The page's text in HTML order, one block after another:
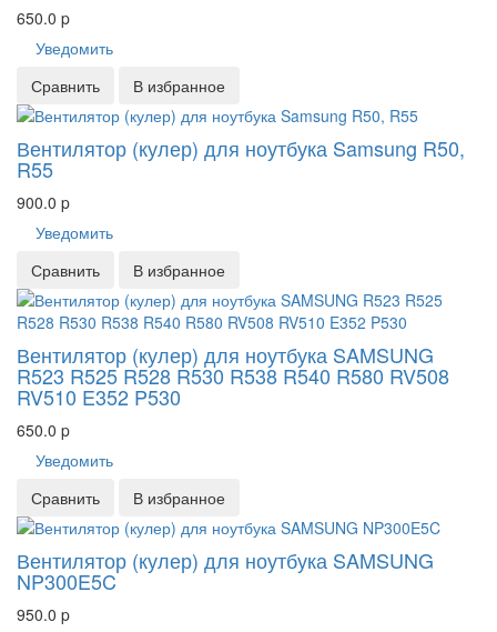
650.0 p
Уведомить
Сравнить
В избранное
Вентилятор (кулер) для ноутбука Samsung R50,
R55
900.0 p
Уведомить
Сравнить
В избранное
Вентилятор (кулер) для ноутбука SAMSUNG
R523 R525 R528 R530 R538 R540 R580 RV508
RV510 E352 P530
650.0 p
Уведомить
Сравнить
В избранное
Вентилятор (кулер) для ноутбука SAMSUNG
NP300E5C
950.0 p